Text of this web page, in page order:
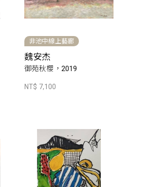
非池中線上藝廊
魏安杰
御苑秋櫻，2019
NT$ 7,100